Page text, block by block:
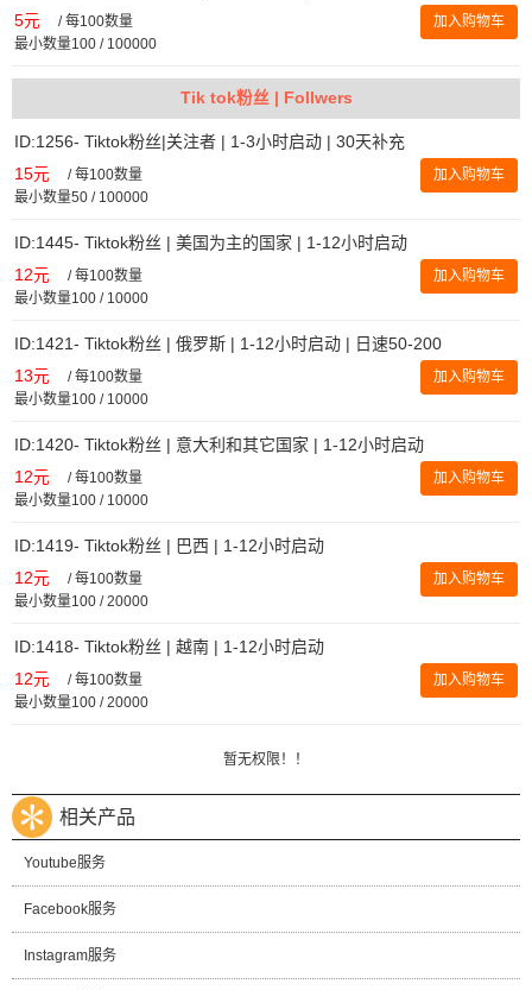
5元 /每100数量
最小数量100 / 100000
加入购物车
Tik tok粉丝 | Follwers
ID:1256- Tiktok粉丝|关注者 | 1-3小时启动 | 30天补充
15元 /每100数量
最小数量50 / 100000
加入购物车
ID:1445- Tiktok粉丝 | 美国为主的国家 | 1-12小时启动
12元 /每100数量
最小数量100 / 10000
加入购物车
ID:1421- Tiktok粉丝 | 俄罗斯 | 1-12小时启动 | 日速50-200
13元 /每100数量
最小数量100 / 10000
加入购物车
ID:1420- Tiktok粉丝 | 意大利和其它国家 | 1-12小时启动
12元 /每100数量
最小数量100 / 10000
加入购物车
ID:1419- Tiktok粉丝 | 巴西 | 1-12小时启动
12元 /每100数量
最小数量100 / 20000
加入购物车
ID:1418- Tiktok粉丝 | 越南 | 1-12小时启动
12元 /每100数量
最小数量100 / 20000
加入购物车
暂无权限！！
相关产品
Youtube服务
Facebook服务
Instagram服务